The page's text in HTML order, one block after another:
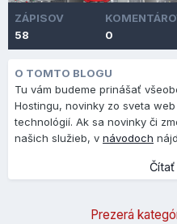
ZÁPISOV
58
0
O TOMTO BLOGU
Tu vám budeme prinášať
Hostingu, novinky zo sveta
technológií. Ak sa novinky či
našich služieb, v návodoch
Prezerá